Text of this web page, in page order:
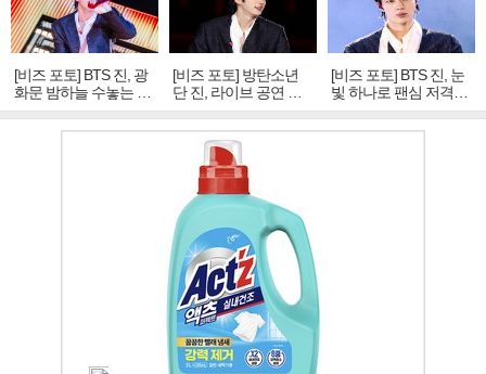
[비즈 포토] BTS 진, 광
화문 밤하늘 수놓는 '비
주얼 킹'의 열창
[비즈 포토] 방탄소년
단 진, 라이브 공연 중
빛나는 독보적 아우라
[비즈 포토] BTS 진, 눈
빛 하나로 팬심 저격…
독보적 카리스마